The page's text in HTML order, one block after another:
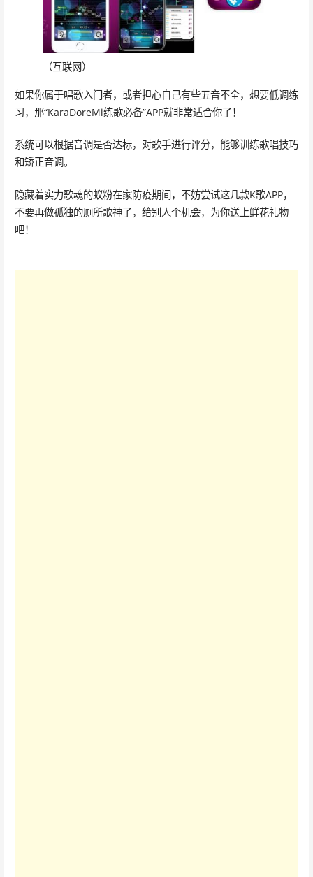
（互联网）
如果你属于唱歌入门者，或者担心自己有些五音不全，想要低调练
习，那“KaraDoreMi练歌必备”APP就非常适合你了！
系统可以根据音调是否达标，对歌手进行评分，能够训练歌唱技巧
和矫正音调。
隐藏着实力歌魂的蚁粉在家防疫期间，不妨尝试这几款K歌APP，
不要再做孤独的厕所歌神了，给别人个机会，为你送上鲜花礼物
吧！